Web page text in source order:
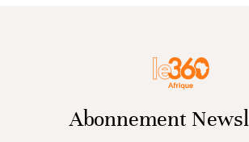
Abonnement